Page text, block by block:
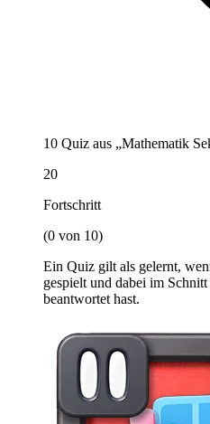
10 Quiz aus „Mathematik
20
Fortschritt
(0 von 10)
Ein Quiz gilt als gelernt,
gespielt und dabei im
beantwortet hast.